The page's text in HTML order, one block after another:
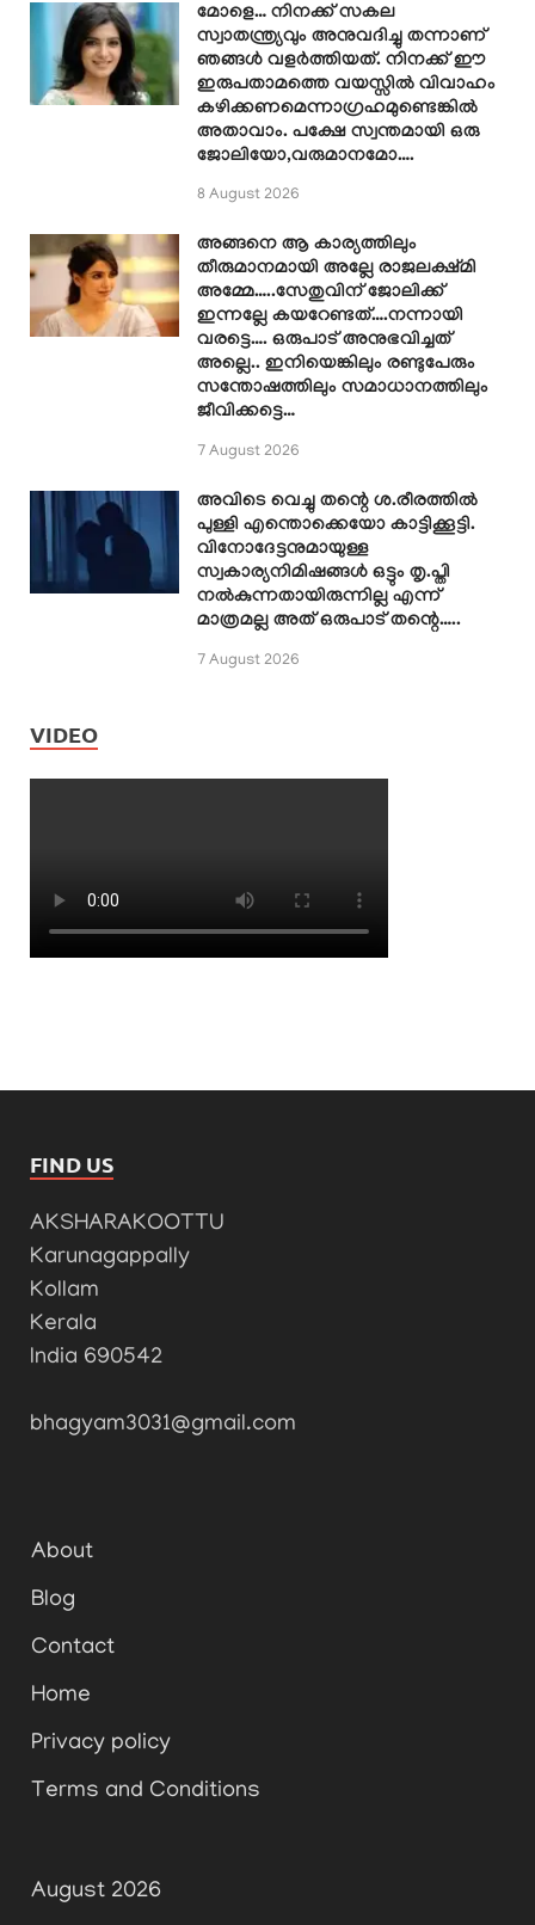
മോളെ… നിനക്ക് സകല
സ്വാതന്ത്ര്യവും അനുവദിച്ചു തന്നാണ്
ഞങ്ങൾ വളർത്തിയത്. നിനക്ക് ഈ
ഇരുപതാമത്തെ വയസ്സിൽ വിവാഹം
കഴിക്കണമെന്നാഗ്രഹമുണ്ടെങ്കിൽ
അതാവാം. പക്ഷേ സ്വന്തമായി ഒരു
ജോലിയോ,വരുമാനമോ….
8 August 2026
അങ്ങനെ ആ കാര്യത്തിലും
തീരുമാനമായി അല്ലേ രാജലക്ഷ്മി
അമ്മേ…..സേതുവിന് ജോലിക്ക്
ഇന്നല്ലേ കയറേണ്ടത്….നന്നായി
വരട്ടെ…. ഒരുപാട് അനുഭവിച്ചത്
അല്ലെ.. ഇനിയെങ്കിലും രണ്ടുപേരും
സന്തോഷത്തിലും സമാധാനത്തിലും
ജീവിക്കട്ടെ…
7 August 2026
അവിടെ വെച്ചു തന്റെ ശ.രീരത്തിൽ
പുള്ളി എന്തൊക്കെയോ കാട്ടിക്കൂട്ടി.
വിനോദേട്ടനുമായുള്ള
സ്വകാര്യനിമിഷങ്ങൾ ഒട്ടും തൃ.പ്തി
നൽകുന്നതായിരുന്നില്ല എന്ന്
മാത്രമല്ല അത് ഒരുപാട് തന്റെ…..
7 August 2026
VIDEO
FIND US
AKSHARAKOOTTU
Karunagappally
Kollam
Kerala
India 690542
bhagyam3031@gmail.com
About
Blog
Contact
Home
Privacy policy
Terms and Conditions
August 2026